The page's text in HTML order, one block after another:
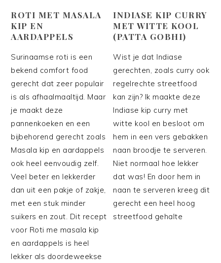
ROTI MET MASALA
KIP EN
AARDAPPELS
Surinaamse roti is een
bekend comfort food
gerecht dat zeer populair
is als afhaalmaaltijd. Maar
je maakt deze
pannenkoeken en een
bijbehorend gerecht zoals
Masala kip en aardappels
ook heel eenvoudig zelf.
Veel beter en lekkerder
dan uit een pakje of zakje,
met een stuk minder
suikers en zout. Dit recept
voor Roti me masala kip
en aardappels is heel
lekker als doordeweekse
INDIASE KIP CURRY
MET WITTE KOOL
(PATTA GOBHI)
Wist je dat Indiase
gerechten, zoals curry ook
regelrechte streetfood
kan zijn? Ik maakte deze
Indiase kip curry met
witte kool en besloot om
hem in een vers gebakken
naan broodje te serveren.
Niet normaal hoe lekker
dat was! En door hem in
naan te serveren kreeg dit
gerecht een heel hoog
streetfood gehalte